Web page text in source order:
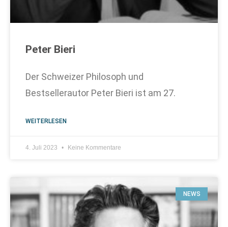
Peter Bieri
Der Schweizer Philosoph und
Bestsellerautor Peter Bieri ist am 27.
WEITERLESEN
4. Juli 2023 Keine Kommentare
NEWS